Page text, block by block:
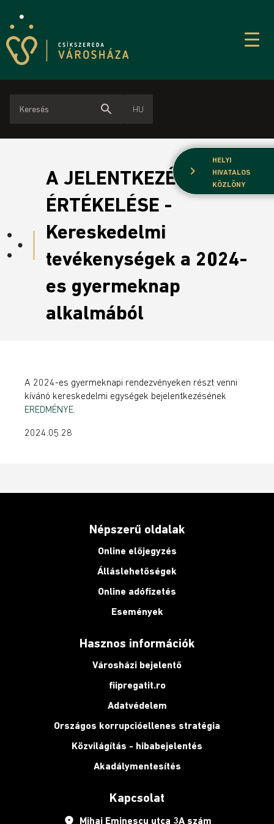
search HU
chevron_right
HELYI
HIVATALOS
KÖZLÖNY
A JELENTKEZÉSEK
ÉRTÉKELÉSE -
Kereskedelmi
tevékenységek a 2024-
es gyermeknap
alkalmából
A 2024-es gyermeknapi rendezvényeken részt venni
kívánó kereskedelmi egységek bejelentkezésének
EREDMÉNYE
2024.05.28
Népszerű oldalak
Online előjegyzés
Álláslehetőségek
Online adófizetés
Események
Hasznos információk
Városházi bejelentő
fiipregatit.ro
Adatvédelem
Országos korrupcióellenes stratégia
Közvilágítás - hibabejelentés
Akadálymentesítés
Kapcsolat
place Mihai Eminescu utca 3A szám